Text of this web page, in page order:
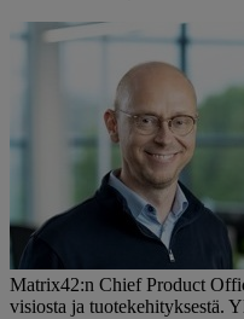
Matrix42:n ChiefProduct
visiosta ja tuotekehityksestä.